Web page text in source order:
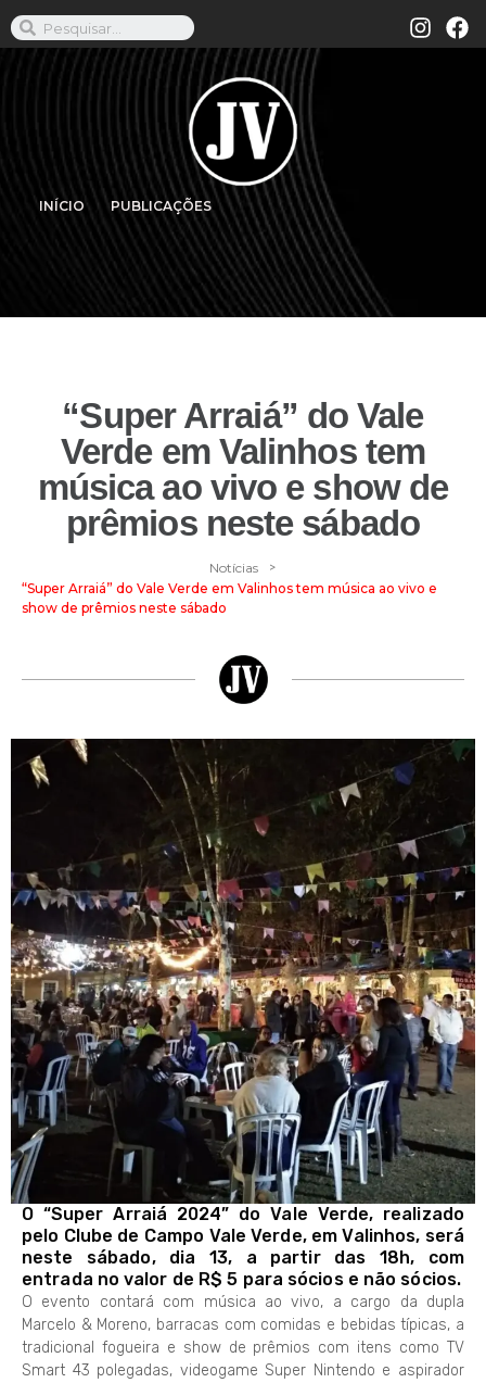
INÍCIO PUBLICAÇÕES
“Super Arraiá” do Vale
Verde em Valinhos tem
música ao vivo e show de
prêmios neste sábado
Notícias >
“Super Arraiá” do Vale Verde em Valinhos tem música ao vivo e
show de prêmios neste sábado
O “Super Arraiá 2024” do Vale Verde, realizado
pelo Clube de Campo Vale Verde, em Valinhos, será
neste sábado, dia 13, a partir das 18h, com
entrada no valor de R$ 5 para sócios e não sócios.
O evento contará com música ao vivo, a cargo da dupla
Marcelo & Moreno, barracas com comidas e bebidas típicas, a
tradicional fogueira e show de prêmios com itens como TV
Smart 43 polegadas, videogame Super Nintendo e aspirador